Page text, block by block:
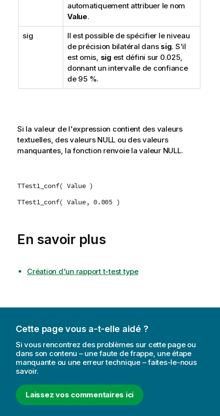
automatiquement attribuer le nom
Value.
sig
Il est possible de spécifier le niveau
de précision bilatéral dans sig. S'il
est omis, sig est défini sur 0.025,
donnant un intervalle de confiance
de 95 %.
Si la valeur de l'expression contient des valeurs
textuelles, des valeurs NULL ou des valeurs
manquantes, la fonction renvoie la valeur NULL.
TTest1_conf( Value )
TTest1_conf( Value, 0.005 )
En savoir plus
Création d'un rapport t-test type
Cette page vous a-t-elle aidé ?
Si vous rencontrez des problèmes sur cette page ou
dans son contenu – une faute de frappe, une étape
manquante ou une erreur technique – faites-le-nous
savoir.
Laissez vos commentaires ici